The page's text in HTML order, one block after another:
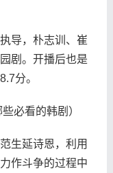
导，朴志训、崔
剧。开播后也是
分。
生延诗恩，利用
作斗争的过程中